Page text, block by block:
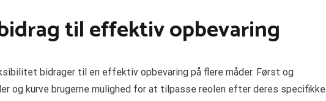
til effektiv opbevaring
bidrager til en effektiv opbevaring på flere måder. Først og
og kurve brugerne mulighed for at tilpasse reolen efter deres specifikke